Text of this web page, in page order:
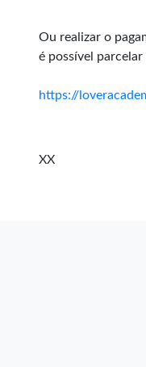
Ou realizar o
é possível
https://
XX